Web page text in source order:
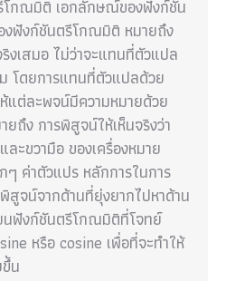
กณมิติ เอกลักษณ์ของฟังก์ชัน
ฟังก์ชันตรีโกณมิติ หมายถึง
เสมอ ไม่ว่าจะแทนที่ตัวแปล
โดยการแทนที่ตัวแปลด้วย
แต่ละพจน์มีความหมายด้วย
ถึง การพิสูจน์ให้เห็นจริงว่า
ะขวามือ ของเครื่องหมาย
ๆ ค่าตัวแปร หลักการในการ
จน์จากด้านที่ยุ่งยากไปหาด้าน
นฟังก์ชันตรีโกณมิติที่โจทย์
หรือ cosine เพื่อที่จะทำให้
น